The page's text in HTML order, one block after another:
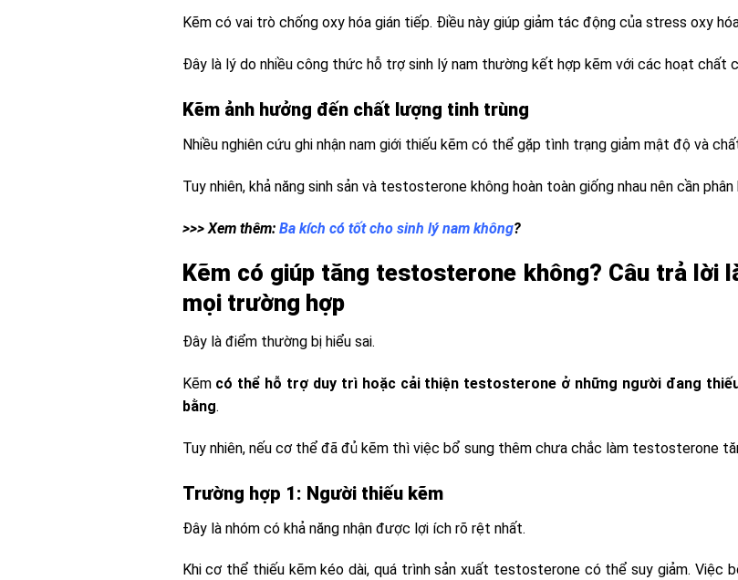
Kẽm có vai trò chống oxy hóa gián tiếp. Điều này giúp giảm tác động của stress oxy
Đây là lý do nhiều công thức hỗ trợ sinh lý nam thường kết hợp kẽm với các hoạt chất
Kẽm ảnh hưởng đến chất lượng tinh trùng
Nhiều nghiên cứu ghi nhận nam giới thiếu kẽm có thể gặp tình trạng giảm mật độ và
Tuy nhiên, khả năng sinh sản và testosterone không hoàn toàn giống nhau nên cần
>>> Xem thêm: Ba kích có tốt cho sinh lý nam không?
Kẽm có giúp tăng testosterone không? Câu trả lời
mọi trường hợp
Đây là điểm thường bị hiểu sai.
Kẽm có thể hỗ trợ duy trì hoặc cải thiện testosterone ở những người đang
bằng.
Tuy nhiên, nếu cơ thể đã đủ kẽm thì việc bổ sung thêm chưa chắc làm testosterone
Trường hợp 1: Người thiếu kẽm
Đây là nhóm có khả năng nhận được lợi ích rõ rệt nhất.
Khi cơ thể thiếu kẽm kéo dài, quá trình sản xuất testosterone có thể suy giảm. Việc